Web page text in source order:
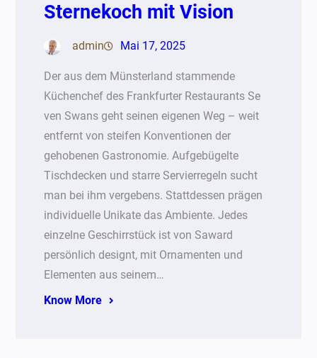
Sternekoch mit Vision
admin Mai 17, 2025
Der aus dem Münsterland stammende
Küchenchef des Frankfurter Restaurants Se
ven Swans geht seinen eigenen Weg – weit
entfernt von steifen Konventionen der
gehobenen Gastronomie. Aufgebügelte
Tischdecken und starre Servierregeln sucht
man bei ihm vergebens. Stattdessen prägen
individuelle Unikate das Ambiente. Jedes
einzelne Geschirrstück ist von Saward
persönlich designt, mit Ornamenten und
Elementen aus seinem…
Know More